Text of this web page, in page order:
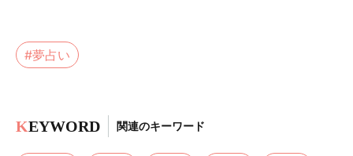
#夢占い
KEYWORD 関連のキーワード